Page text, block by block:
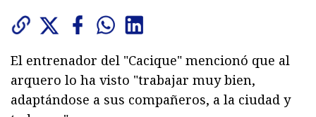
El entrenador del "Cacique" mencionó que al
arquero lo ha visto "trabajar muy bien,
adaptándose a sus compañeros, a la ciudad y